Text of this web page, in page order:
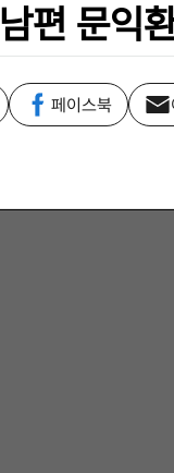
편 문익
페이스북